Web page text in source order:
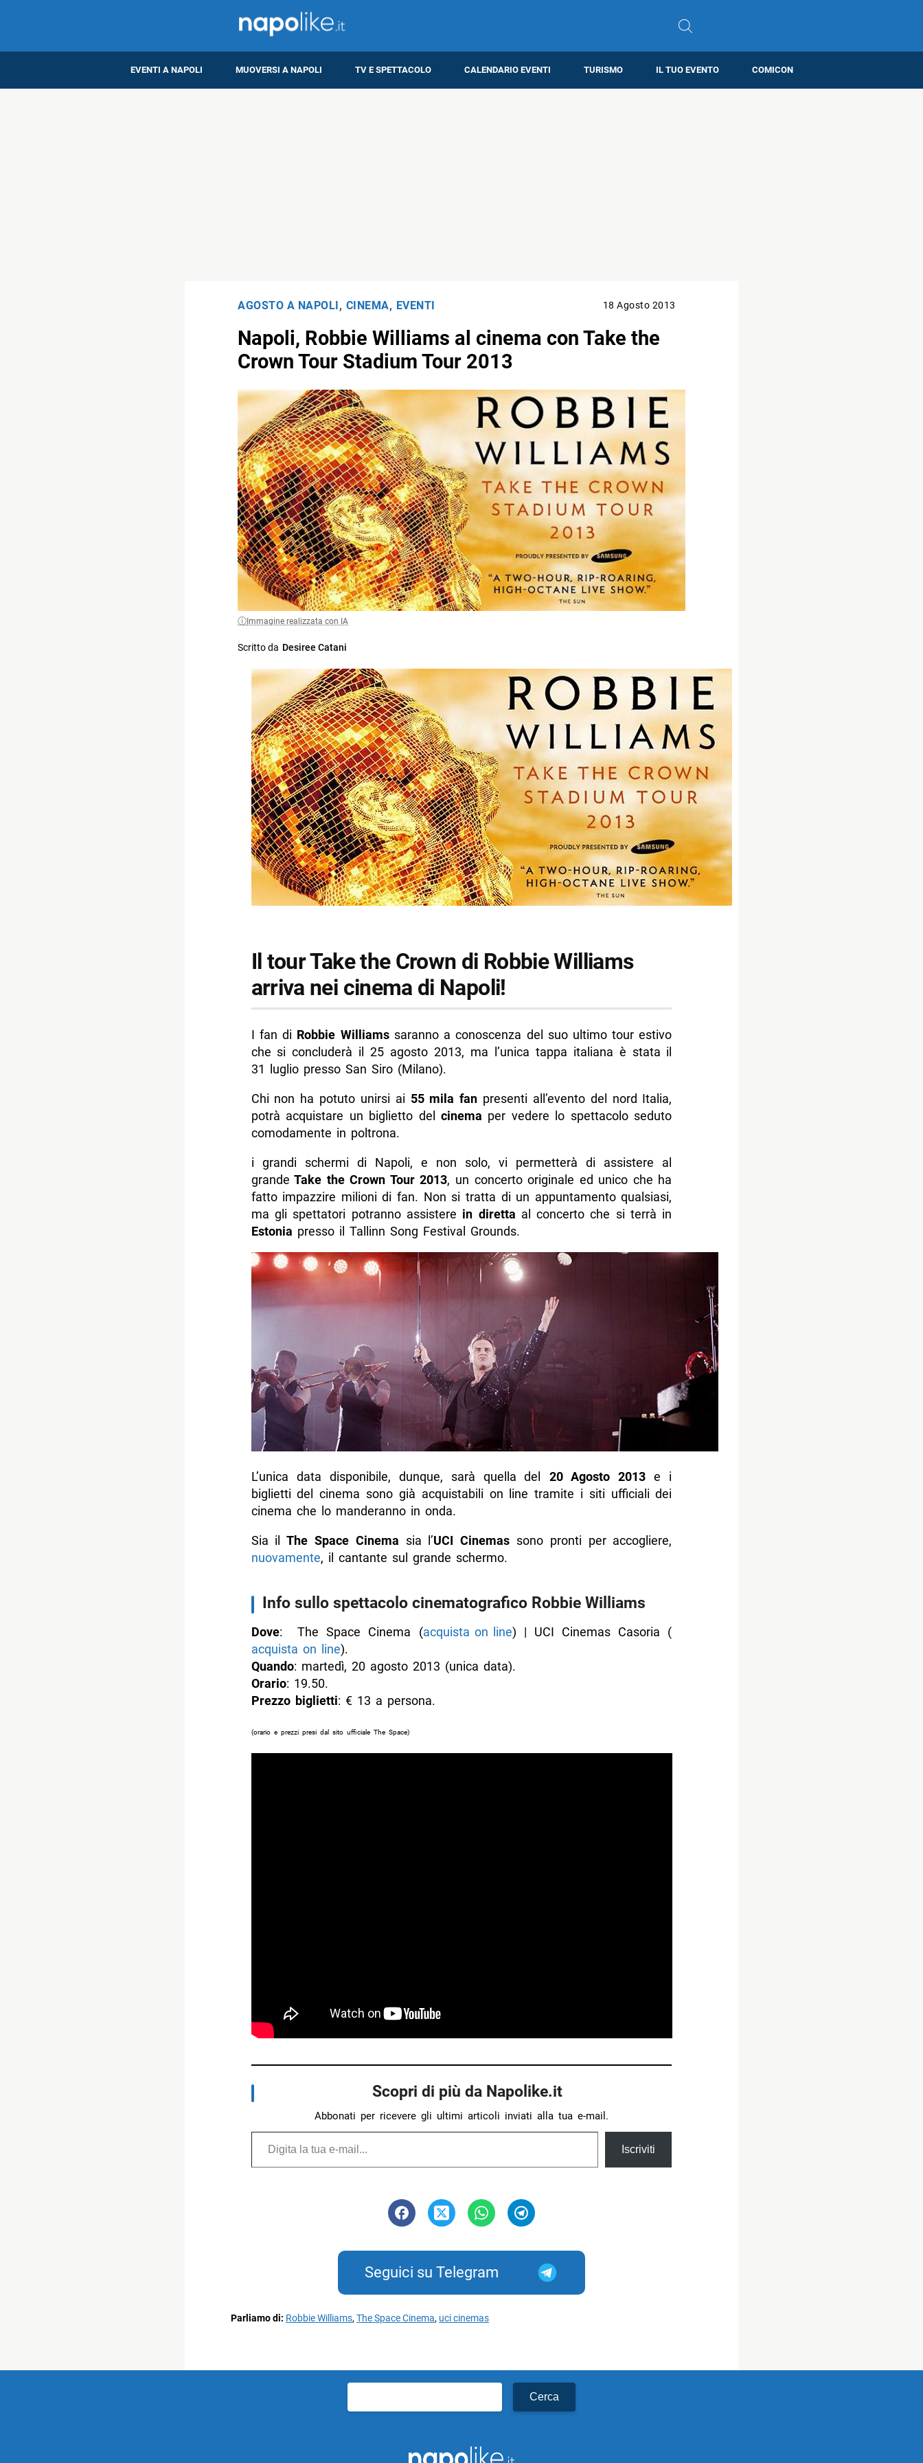
EVENTI A NAPOLI MUOVERSI A NAPOLI TV E SPETTACOLO CALENDARIO EVENTI TURISMO IL TUO EVENTO COMICON
AGOSTO A NAPOLI , CINEMA, EVENTI 18 Agosto 2013
Napoli, Robbie Williams al cinema con Take the
Crown Tour Stadium Tour 2013
Immagine realizzata con IA
Scritto da Desiree Catani
Il tour Take the Crown di Robbie Williams
arriva nei cinema di Napoli!
I fan di Robbie Williamssaranno a conoscenza del suo ultimo tour estivo
che si concluderà il 25 agosto 2013, ma l’unica tappa italiana è stata il
31 luglio presso San Siro (Milano).
Chi non ha potuto unirsi ai 55 mila fan presenti all’evento del nord Italia,
potrà acquistare un biglietto del cinema per vedere lo spettacolo seduto
comodamente in poltrona.
i grandi schermi di Napoli, e non solo, vi permetterà di assistere al
grande Take the Crown Tour 2013, un concerto originale ed unico che ha
fatto impazzire milioni di fan. Non si tratta di un appuntamento qualsiasi,
ma gli spettatori potranno assistere in diretta al concerto che si terrà in
Estonia presso il Tallinn Song Festival Grounds.
L’unica data disponibile, dunque, sarà quella del 20 Agosto 2013 e i
biglietti del cinema sono già acquistabili on line tramite i siti ufficiali dei
cinema che lo manderanno in onda.
Sia il The Space Cinema sia l’UCI Cinemas sono pronti per accogliere,
nuovamente, il cantante sul grande schermo.
Info sullo spettacolo cinematografico Robbie Williams
Dove: The Space Cinema (acquista on line) | UCI Cinemas Casoria (
acquista on line).
Quando: martedì, 20 agosto 2013 (unica data).
Orario: 19.50.
Prezzo biglietti: € 13 a persona.
(orario e prezzi presi dal sito ufficiale The Space)
Scopri di più da Napolike.it
Abbonati per ricevere gli ultimi articoli inviati alla tua e-mail.
Digita la tua e-mail...
Iscriviti
Seguici su Telegram
Parliamo di: Robbie Williams,The Space Cinema, uci cinemas
per: